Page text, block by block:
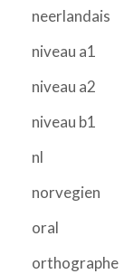
neerlandais
niveau a1
niveau a2
niveau b1
nl
norvegien
oral
orthographe